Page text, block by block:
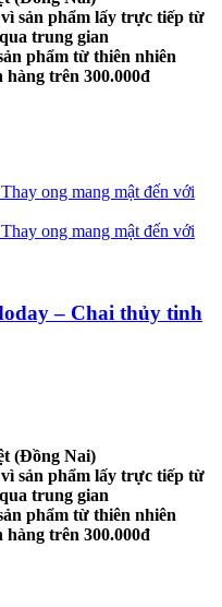
sản phẩm lấy trực tiếp từ
trung gian
phẩm từ thiên nhiên
trên 300.000đ
– Chai thủy tinh
(Đồng Nai)
sản phẩm lấy trực tiếp từ
trung gian
phẩm từ thiên nhiên
trên 300.000đ